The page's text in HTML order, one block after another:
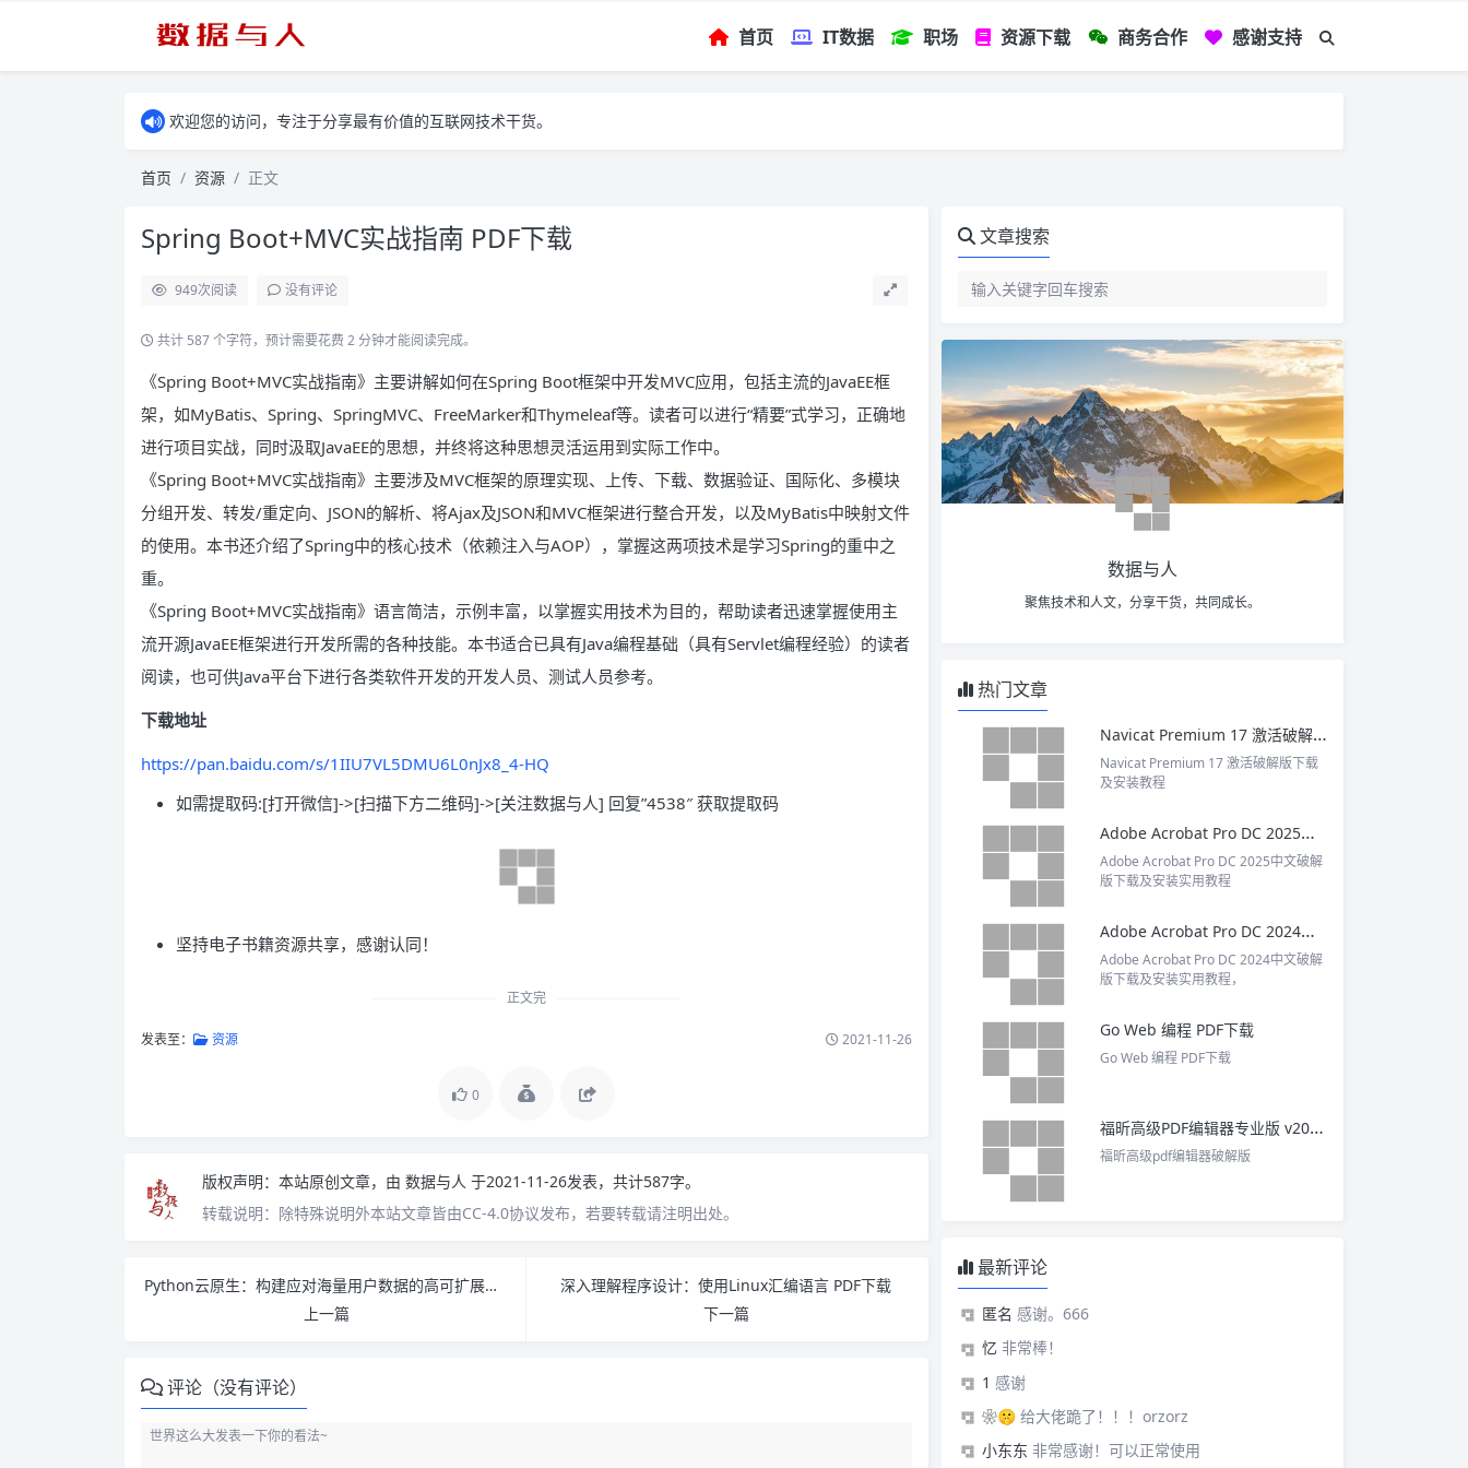
首页 IT数据 职场 资源下载 商务合作 感谢支持
欢迎您的访问，专注于分享最有价值的互联网技术干货。
首页 资源 正文
Spring Boot+MVC实战指南 PDF下载
949次阅读 没有评论
共计 587 个字符，预计需要花费 2 分钟才能阅读完成。
《Spring Boot+MVC实战指南》主要讲解如何在Spring Boot框架中开发MVC应用，包括主流的JavaEE框
架，如MyBatis、Spring、SpringMVC、FreeMarker和Thymeleaf等。读者可以进行“精要”式学习，正确地
进行项目实战，同时汲取JavaEE的思想，并终将这种思想灵活运用到实际工作中。
《Spring Boot+MVC实战指南》主要涉及MVC框架的原理实现、上传、下载、数据验证、国际化、多模块
分组开发、转发/重定向、JSON的解析、将Ajax及JSON和MVC框架进行整合开发，以及MyBatis中映射文件
的使用。本书还介绍了Spring中的核心技术（依赖注入与AOP），掌握这两项技术是学习Spring的重中之
重。
《Spring Boot+MVC实战指南》语言简洁，示例丰富，以掌握实用技术为目的，帮助读者迅速掌握使用主
流开源JavaEE框架进行开发所需的各种技能。本书适合已具有Java编程基础（具有Servlet编程经验）的读者
阅读，也可供Java平台下进行各类软件开发的开发人员、测试人员参考。
下载地址
https://pan.baidu.com/s/1IIU7VL5DMU6L0nJx8_4-HQ
如需提取码:[打开微信]->[扫描下方二维码]->[关注数据与人] 回复”4538″ 获取提取码
坚持电子书籍资源共享，感谢认同！
正文完
发表至： 资源 2021-11-26
0
版权声明： 本站原创文章，由 数据与人 于2021-11-26发表，共计587字。
转载说明： 除特殊说明外本站文章皆由CC-4.0协议发布，若要转载请注明出处。
Python云原生：构建应对海量用户数据的高可扩展Web应用 PDF下载
上一篇
深入理解程序设计：使用Linux汇编语言 PDF下载
下一篇
评论（没有评论）
文章搜索
数据与人
聚焦技术和人文，分享干货，共同成长。
热门文章
Navicat Premium 17 激活破解版下载及安装教程
Navicat Premium 17 激活破解版下载
及安装教程
Adobe Acrobat Pro DC 2025中文破解版下载及安装实用教程
Adobe Acrobat Pro DC 2025中文破解
版下载及安装实用教程
Adobe Acrobat Pro DC 2024中文破解版下载及安装实用教程
Adobe Acrobat Pro DC 2024中文破解
版下载及安装实用教程，
Go Web 编程 PDF下载
Go Web 编程 PDF下载
福昕高级PDF编辑器专业版 v2025 中文激活版
福昕高级pdf编辑器破解版
最新评论
匿名 感谢。666
忆 非常棒！
1 感谢
❀🤫 给大佬跪了！！！orzorz
小东东 非常感谢！可以正常使用